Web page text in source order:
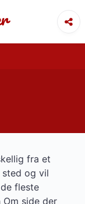
fra et
og vil
fleste
side der